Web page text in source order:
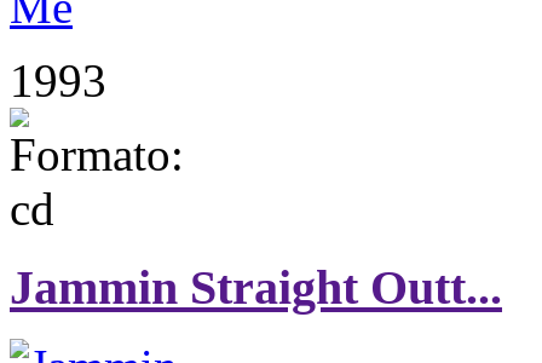
1993
Jammin Straight Outt...